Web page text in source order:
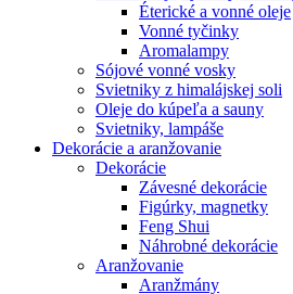
Éterické a vonné oleje
Vonné tyčinky
Aromalampy
Sójové vonné vosky
Svietniky z himalájskej soli
Oleje do kúpeľa a sauny
Svietniky, lampáše
Dekorácie a aranžovanie
Dekorácie
Závesné dekorácie
Figúrky, magnetky
Feng Shui
Náhrobné dekorácie
Aranžovanie
Aranžmány